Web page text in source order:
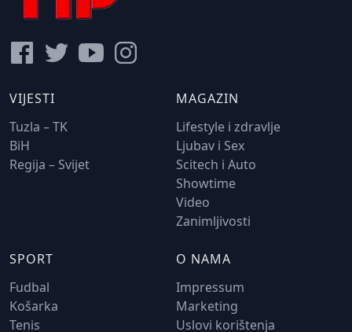
VIJESTI
Tuzla – TK
BiH
Regija – Svijet
MAGAZIN
Lifestyle i zdravlje
Ljubav i Sex
Scitech i Auto
Showtime
Video
Zanimljivosti
SPORT
Fudbal
Košarka
Tenis
O NAMA
Impressum
Marketing
Uslovi korištenja